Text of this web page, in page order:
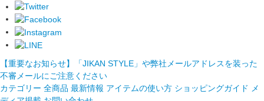
【重要なお知らせ】「JIKAN STYLE」や弊社メールアドレスを装った
不審メールにご注意ください
カテゴリー 全商品 最新情報 アイテムの使い方 ショッピングガイド
メ